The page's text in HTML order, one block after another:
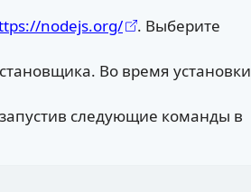
nodejs.org/
. Выберите
Во время установки
следующие команды в